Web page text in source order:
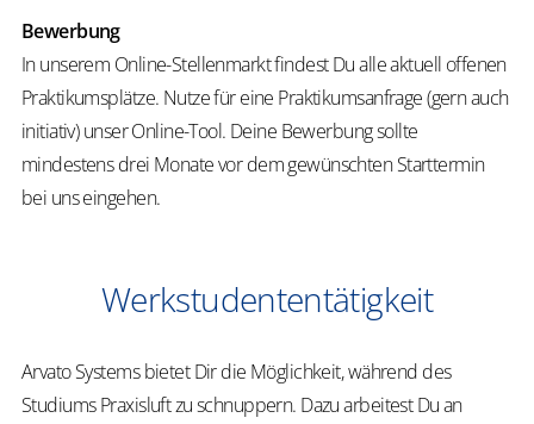
Bewerbung
In unserem Online-Stellenmarkt findest Du alle aktuell offenen
Praktikumsplätze. Nutze für eine Praktikumsanfrage (gern auch
initiativ) unser Online-Tool. Deine Bewerbung sollte
mindestens drei Monate vor dem gewünschten Starttermin
bei uns eingehen.
Werkstudententätigkeit
Arvato Systems bietet Dir die Möglichkeit, während des
Studiums Praxisluft zu schnuppern. Dazu arbeitest Du an